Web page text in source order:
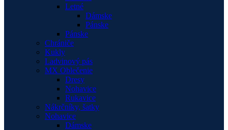
Letné
Dámske
Pánske
Pánske
Chrániče
Kukly
Ladvinový pás
MX Oblečenie
Dresy
Nohavice
Rukavice
Nákrčníky, šatky
Nohavice
Dámske